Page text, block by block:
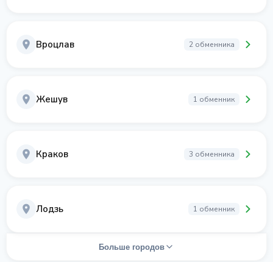
Вроцлав 2 обменника
Жешув 1 обменник
Краков 3 обменника
Лодзь 1 обменник
Больше городов